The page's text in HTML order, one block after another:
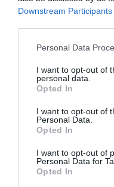
Downstream Participants
Personal Data
I want to opt-out of
personal data.
Opted In
I want to opt-out of
Personal Data.
Opted In
I want to opt-out of
Personal Data for
Opted In
candidata per
l'European
on hi participa una
Smartive va
concedeix.
A més del guardó
el gener passat un
per la productora i
Enel. "Ens van
innovadora i això